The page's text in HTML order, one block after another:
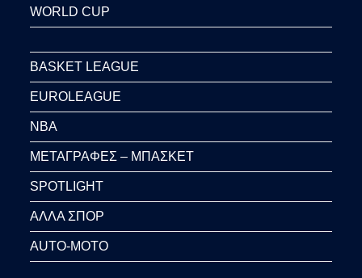
WORLD CUP
BASKET LEAGUE
EUROLEAGUE
NBA
ΜΕΤΑΓΡΑΦΕΣ – ΜΠΑΣΚΕΤ
SPOTLIGHT
ΑΛΛΑ ΣΠΟΡ
AUTO-MOTO